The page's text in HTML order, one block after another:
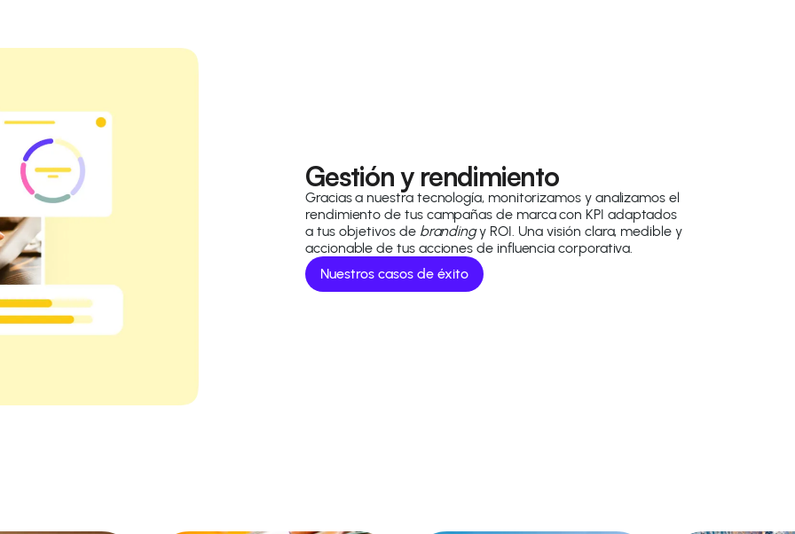
Gestión y rendimiento
Gracias a nuestra tecnología, monitorizamos y analizamos el
rendimiento de tus campañas de marca con KPI adaptados
a tus objetivos de brandingy ROI. Una visión clara, medible y
accionable de tus acciones de influencia corporativa.
Nuestros casos de éxito